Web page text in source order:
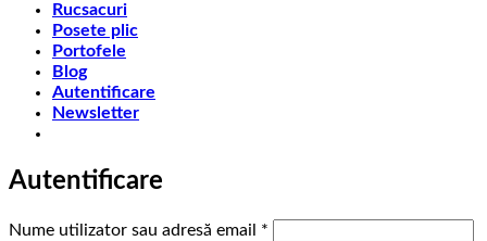
Rucsacuri
Posete plic
Portofele
Blog
Autentificare
Newsletter
Autentificare
Nume utilizator sau adresă email *